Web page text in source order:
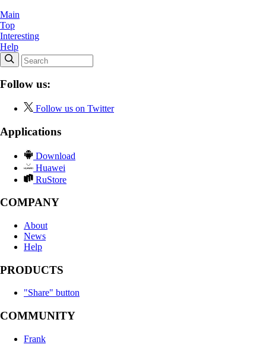
Main
Top
Interesting
Help
Follow us:
Follow us on Twitter
Applications
Download
Huawei
RuStore
COMPANY
About
News
Help
PRODUCTS
"Share" button
COMMUNITY
Frank